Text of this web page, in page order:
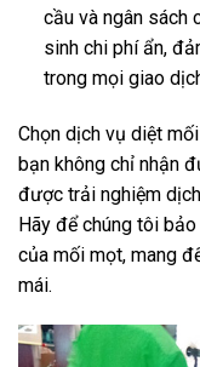
cầu và ngân sách
sinh chi phí ẩn,
trong mọi giao
Chọn dịch vụ diệt mối
bạn không chỉ nhận
được trải nghiệm
Hãy để chúng tôi
của mối mọt, mang
mái.